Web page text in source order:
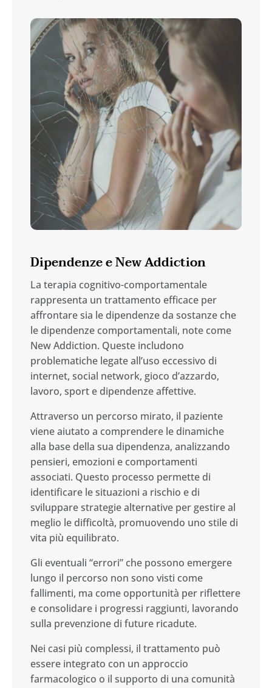
Dipendenze e New Addiction
La terapia cognitivo-comportamentale
rappresenta un trattamento efficace per
affrontare sia le dipendenze da sostanze che
le dipendenze comportamentali, note come
New Addiction. Queste includono
problematiche legate all’uso eccessivo di
internet, social network, gioco d’azzardo,
lavoro, sport e dipendenze affettive.
Attraverso un percorso mirato, il paziente
viene aiutato a comprendere le dinamiche
alla base della sua dipendenza, analizzando
pensieri, emozioni e comportamenti
associati. Questo processo permette di
identificare le situazioni a rischio e di
sviluppare strategie alternative per gestire al
meglio le difficoltà, promuovendo uno stile di
vita più equilibrato.
Gli eventuali “errori” che possono emergere
lungo il percorso non sono visti come
fallimenti, ma come opportunità per riflettere
e consolidare i progressi raggiunti, lavorando
sulla prevenzione di future ricadute.
Nei casi più complessi, il trattamento può
essere integrato con un approccio
farmacologico o il supporto di una comunità